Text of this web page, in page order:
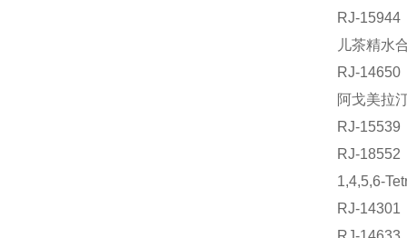
RJ-
儿茶精水
RJ-
阿戈美拉
RJ-
RJ-
1,4,5,6-
RJ-